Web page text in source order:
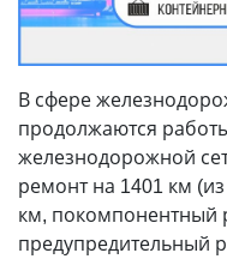
В сфере
продолжаются
железнодорожной
ремонт на 1401 км
км, покомпонентный
предупредительный